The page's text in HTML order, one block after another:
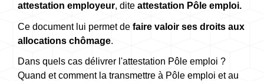
attestation employeur, dite attestation Pôle emploi.
Ce document lui permet de faire valoir ses droits aux
allocations chômage.
Dans quels cas délivrer l'attestation Pôle emploi ?
Quand et comment la transmettre à Pôle emploi et au